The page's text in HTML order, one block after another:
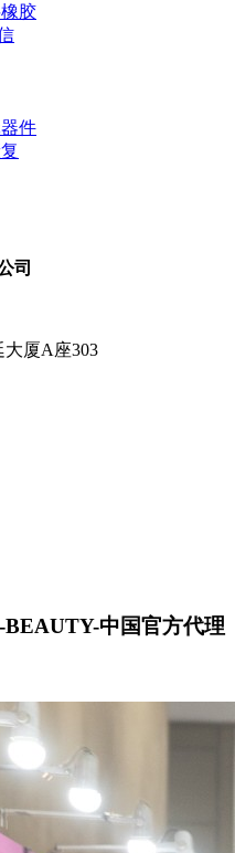
胶
件
司
厦A座303
中国官方代理